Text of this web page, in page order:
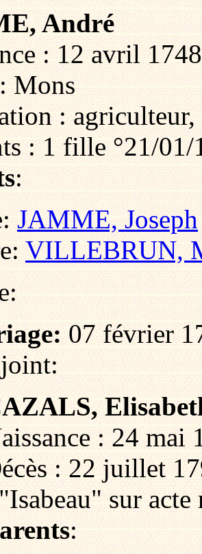
André
: 12 avril
Mons
:
: 1 fille °21/
:
JAMME, Joseph
VILLEBRUN,
07 février
: 24 mai
: 22 juillet
sur acte
: